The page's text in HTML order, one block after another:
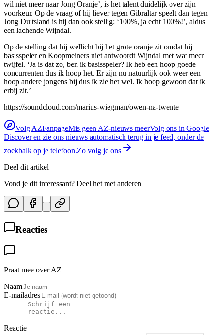
wil niet meer naar Jong Oranje’, is het talent duidelijk over zijn
voorkeur. Op de vraag of hij liever tegen Gibraltar speelt dan tegen
Jong Duitsland is hij dan ook stellig: ‘100%, ja echt 100%!’, aldus
een lachende Wijndal.
Op de stelling dat hij wellicht bij het grote oranje zit omdat hij
basisspeler en Koopmeiners niet antwoordt Wijndal met wat meer
twijfel. ‘Ja is dat zo, ben ik basisspeler? Ik heb een hoop goede
concurrenten dus ik hoop het. Er zijn nu natuurlijk ook weer een
hoop andere jongens bij dus ik zie het wel. Ik hoop gewoon dat ik
erbij zit.’
https://soundcloud.com/marius-wiegman/owen-na-twente
Volg AZFanpageMis geen AZ-nieuws meerVolg ons in Google
Discover en zie ons nieuws automatisch terug in je feed, onder de
zoekbalk op je telefoon.Zo volg je ons
Deel dit artikel
Vond je dit interessant? Deel het met anderen
Reacties
Praat mee over AZ
Naam
E-mailadres
Reactie